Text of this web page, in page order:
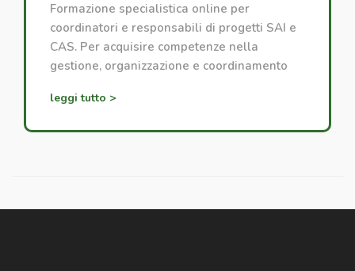
Formazione specialistica online per
coordinatori e responsabili di progetti SAI e
CAS. Per acquisire competenze nella
gestione, organizzazione e coordinamento
leggi tutto >